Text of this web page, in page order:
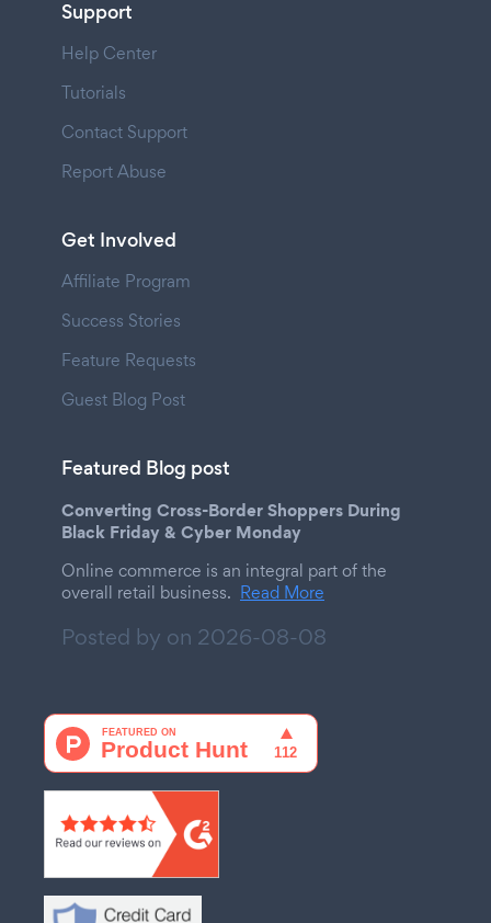
Support
Help Center
Tutorials
Contact Support
Report Abuse
Get Involved
Affiliate Program
Success Stories
Feature Requests
Guest Blog Post
Featured Blog post
Converting Cross-Border Shoppers During
Black Friday & Cyber Monday
Online commerce is an integral part of the
overall retail business. Read More
Posted by on 2026-08-08